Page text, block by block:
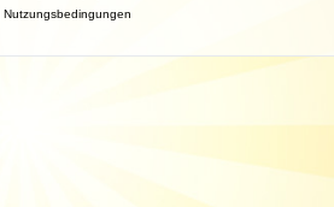
Nutzungsbedingungen